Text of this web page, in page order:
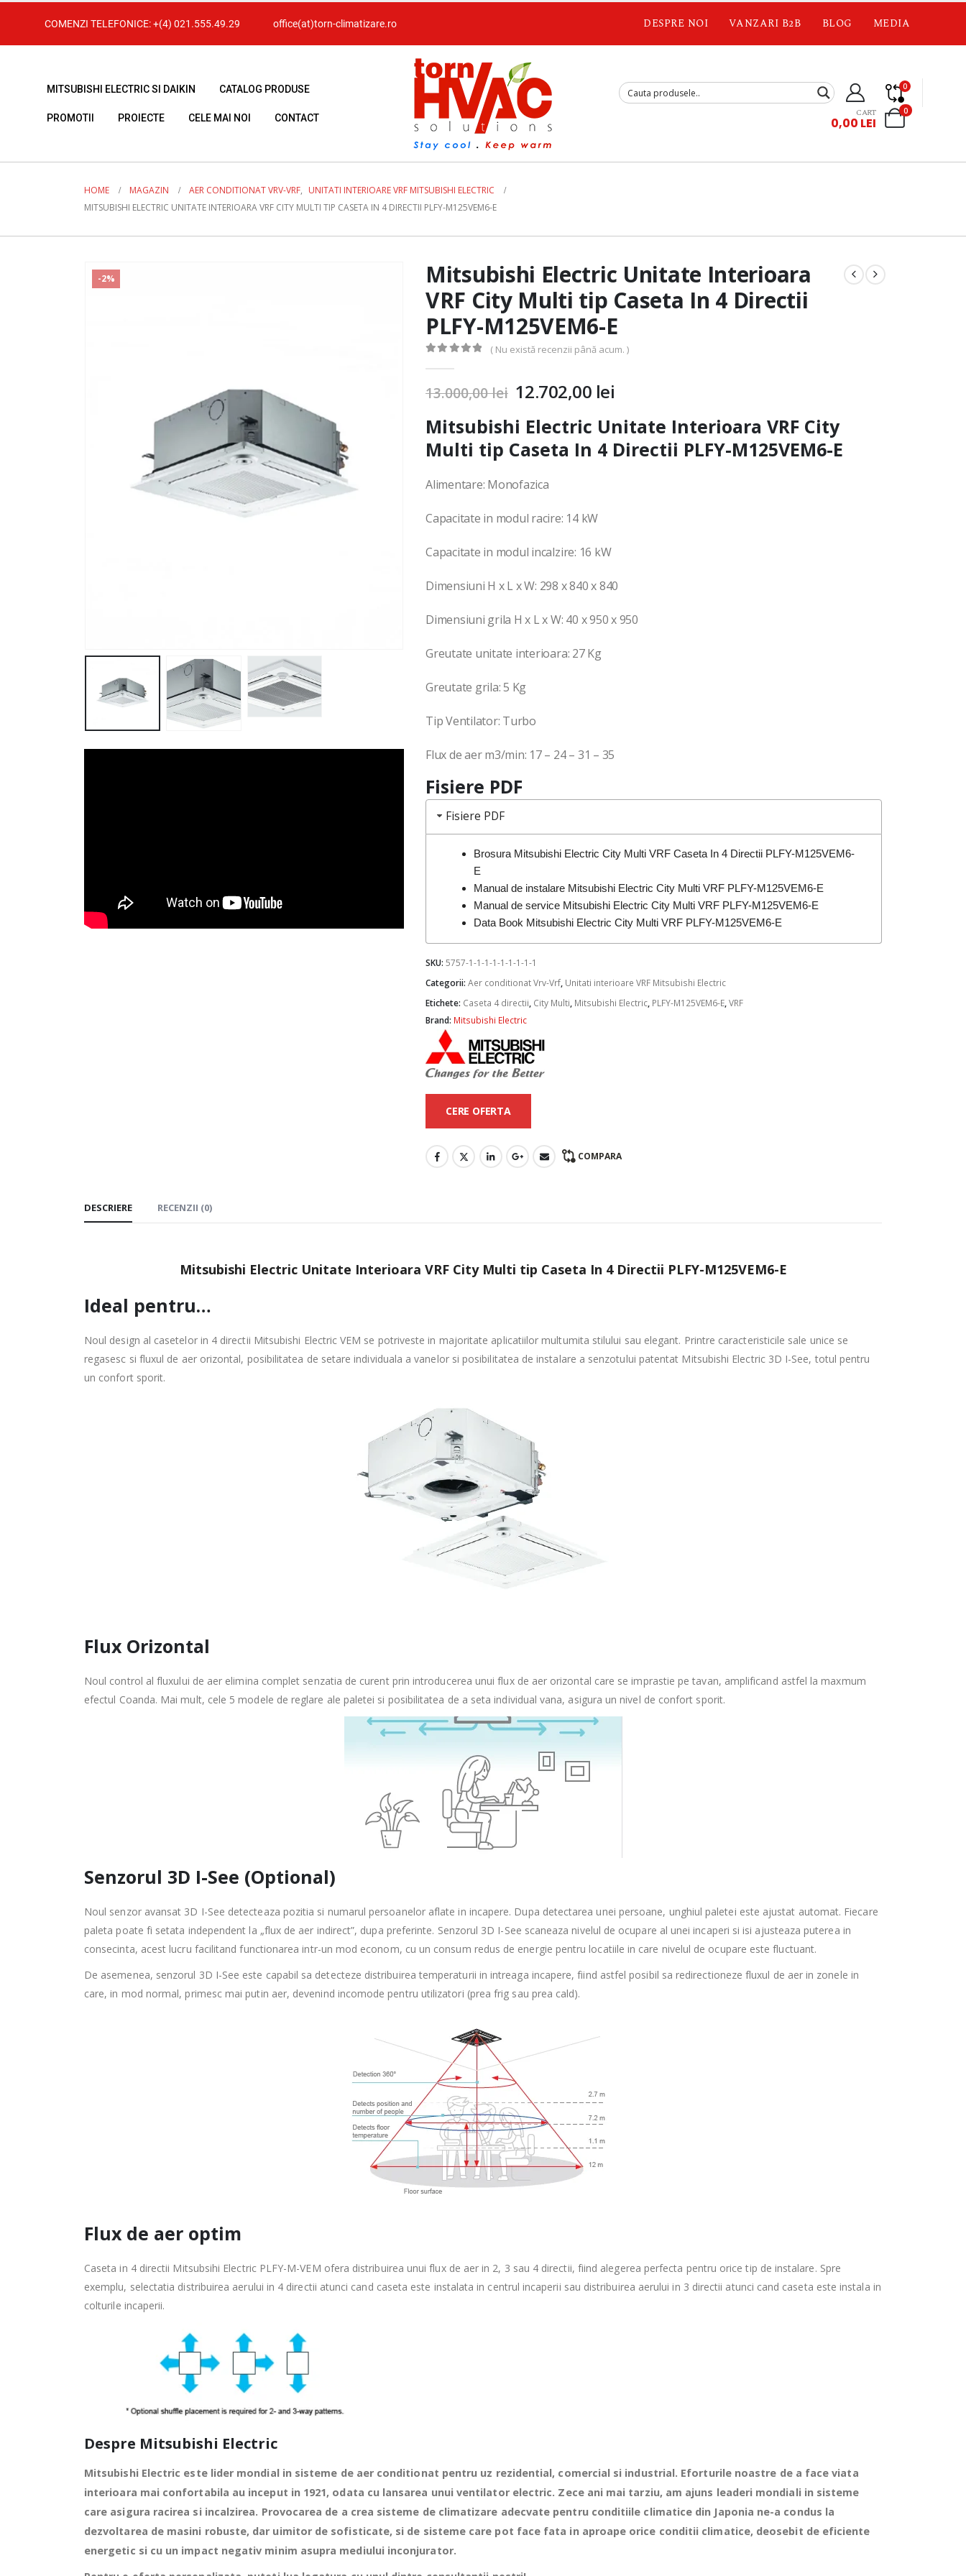
COMENZI TELEFONICE:+(4) 021.555.49.29 office(at)torn-climatizare.ro DESPRE NOI VANZARI B2B BLOG MEDIA
MITSUBISHI ELECTRIC SI DAIKIN CATALOG PRODUSE
PROMOTII PROIECTE CELE MAI NOI CONTACT
0
0
CART
0,00 LEI
HOME MAGAZIN AER CONDITIONAT VRV-VRF, UNITATI INTERIOARE VRF MITSUBISHI ELECTRIC
MITSUBISHI ELECTRIC UNITATE INTERIOARA VRF CITY MULTI TIP CASETA IN 4 DIRECTII PLFY-M125VEM6-E
-2%
Mitsubishi Electric Unitate Interioara
VRF City Multi tip Caseta In 4 Directii
PLFY-M125VEM6-E
( Nu există recenzii până acum. )
13.000,00lei 12.702,00 lei
Mitsubishi Electric Unitate Interioara VRF City
Multi tip Caseta In 4 Directii PLFY-M125VEM6-E
Alimentare: Monofazica
Capacitate in modul racire: 14 kW
Capacitate in modul incalzire: 16 kW
Dimensiuni H x L x W: 298 x 840 x 840
Dimensiuni grila H x L x W: 40 x 950 x 950
Greutate unitate interioara: 27 Kg
Greutate grila: 5 Kg
Tip Ventilator: Turbo
Flux de aer m3/min: 17 – 24 – 31 – 35
Fisiere PDF
Fisiere PDF
Brosura Mitsubishi Electric City Multi VRF Caseta In 4 Directii PLFY-M125VEM6-
E
Manual de instalare Mitsubishi Electric City Multi VRF PLFY-M125VEM6-E
Manual de service Mitsubishi Electric City Multi VRF PLFY-M125VEM6-E
Data Book Mitsubishi Electric City Multi VRF PLFY-M125VEM6-E
SKU: 5757-1-1-1-1-1-1-1-1-1
Categorii: Aer conditionat Vrv-Vrf, Unitati interioare VRF Mitsubishi Electric
Etichete: Caseta 4 directii, City Multi, Mitsubishi Electric, PLFY-M125VEM6-E,VRF
Brand: Mitsubishi Electric
CERE OFERTA
COMPARA
DESCRIERE RECENZII (0)
Mitsubishi Electric Unitate Interioara VRF City Multi tip Caseta In 4 Directii PLFY-M125VEM6-E
Ideal pentru…
Noul design al casetelor in 4 directii Mitsubishi Electric VEM se potriveste in majoritate aplicatiilor multumita stilului sau elegant. Printre caracteristicile sale unice se
regasesc si fluxul de aer orizontal, posibilitatea de setare individuala a vanelor si posibilitatea de instalare a senzotului patentat Mitsubishi Electric 3D I-See, totul pentru
un confort sporit.
Flux Orizontal
Noul control al fluxului de aer elimina complet senzatia de curent prin introducerea unui flux de aer orizontal care se imprastie pe tavan, amplificand astfel la maxmum
efectul Coanda. Mai mult, cele 5 modele de reglare ale paletei si posibilitatea de a seta individual vana, asigura un nivel de confort sporit.
Senzorul 3D I-See (Optional)
Noul senzor avansat 3D I-See detecteaza pozitia si numarul persoanelor aflate in incapere. Dupa detectarea unei persoane, unghiul paletei este ajustat automat. Fiecare
paleta poate fi setata independent la „flux de aer indirect”, dupa preferinte. Senzorul 3D I-See scaneaza nivelul de ocupare al unei incaperi si isi ajusteaza puterea in
consecinta, acest lucru facilitand functionarea intr-un mod econom, cu un consum redus de energie pentru locatiile in care nivelul de ocupare este fluctuant.
De asemenea, senzorul 3D I-See este capabil sa detecteze distribuirea temperaturii in intreaga incapere, fiind astfel posibil sa redirectioneze fluxul de aer in zonele in
care, in mod normal, primesc mai putin aer, devenind incomode pentru utilizatori (prea frig sau prea cald).
Flux de aer optim
Caseta in 4 directii Mitsubsihi Electric PLFY-M-VEM ofera distribuirea unui flux de aer in 2, 3 sau 4 directii, fiind alegerea perfecta pentru orice tip de instalare. Spre
exemplu, selectatia distribuirea aerului in 4 directii atunci cand caseta este instalata in centrul incaperii sau distribuirea aerului in 3 directii atunci cand caseta este instala in
colturile incaperii.
Despre Mitsubishi Electric
Mitsubishi Electric este lider mondial in sisteme de aer conditionat pentru uz rezidential, comercial si industrial. Eforturile noastre de a face viata
interioara mai confortabila au inceput in 1921, odata cu lansarea unui ventilator electric. Zece ani mai tarziu, am ajuns leaderi mondiali in sisteme
care asigura racirea si incalzirea. Provocarea de a crea sisteme de climatizare adecvate pentru conditiile climatice din Japonia ne-a condus la
dezvoltarea de masini robuste, dar uimitor de sofisticate, si de sisteme care pot face fata in aproape orice conditii climatice, deosebit de eficiente
energetic si cu un impact negativ minim asupra mediului inconjurator.